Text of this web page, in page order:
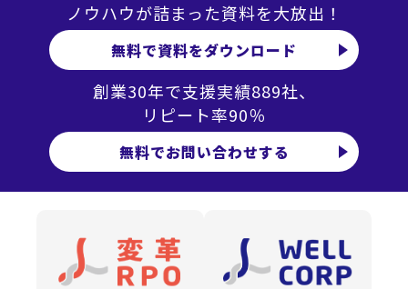
ノウハウが詰まった資料を大放出！
無料で資料をダウンロード
創業30年で支援実績889社、
リピート率90％
無料でお問い合わせする
は似たような内容であることが多く、近年では問い合わせ
の大部分をチャットボットによって処理する企業も増えて
いるなど、必ずしも人事が対応すべき業務ではなくなって
最後に